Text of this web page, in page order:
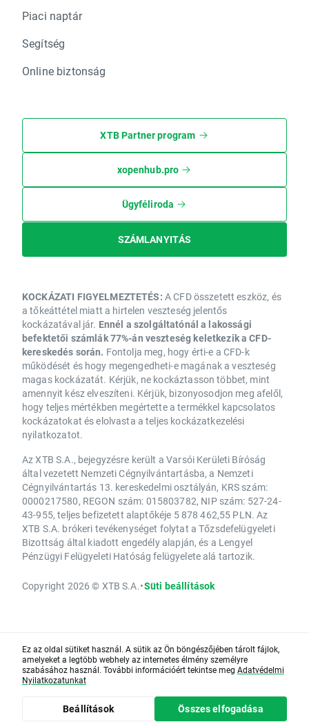
Piaci naptár
Segítség
Online biztonság
XTB Partner program
xopenhub.pro
Ügyféliroda
SZÁMLANYITÁS
KOCKÁZATI FIGYELMEZTETÉS: A CFD összetett eszköz, és
a tőkeáttétel miatt a hirtelen veszteség jelentős
kockázatával jár. Ennél a szolgáltatónál a lakossági
befektetői számlák 77%-án veszteség keletkezik a CFD-
kereskedés során. Fontolja meg, hogy érti-e a CFD-k
működését és hogy megengedheti-e magának a veszteség
magas kockázatát. Kérjük, ne kockáztasson többet, mint
amennyit kész elveszíteni. Kérjük, bizonyosodjon meg afelől,
hogy teljes mértékben megértette a termékkel kapcsolatos
kockázatokat és elolvasta a teljes kockázatkezelési
nyilatkozatot.
Az XTB S.A., bejegyzésre került a Varsói Kerületi Bíróság
által vezetett Nemzeti Cégnyilvántartásba, a Nemzeti
Cégnyilvántartás 13. kereskedelmi osztályán, KRS szám:
0000217580, REGON szám: 015803782, NIP szám: 527-24-
43-955, teljes befizetett alaptőkéje 5 878 462,55 PLN. Az
XTB S.A. brókeri tevékenységet folytat a Tőzsdefelügyeleti
Bizottság által kiadott engedély alapján, és a Lengyel
Pénzügyi Felügyeleti Hatóság felügyelete alá tartozik.
Copyright 2026 © XTB S.A.•Süti beállítások
Ez az oldal sütiket használ. A sütik az Ön böngészőjében tárolt fájlok,
amelyeket a legtöbb webhely az internetes élmény személyre
szabásához használ. További információért tekintse meg Adatvédelmi
Nyilatkozatunkat
Beállítások Összes elfogadása